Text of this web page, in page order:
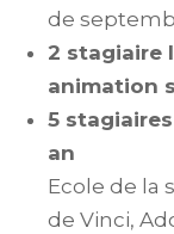
de
2 stagiaire
animation
5
an
Ecole de la
de Vinci,